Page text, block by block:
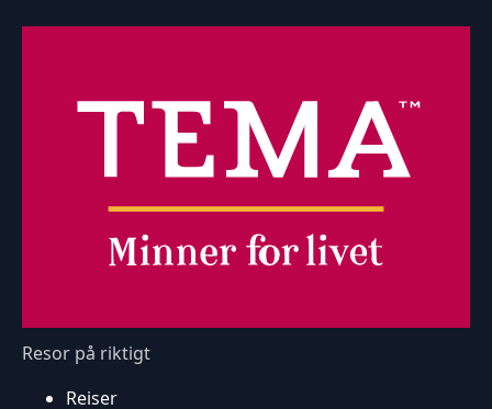
Resor på riktigt
Reiser